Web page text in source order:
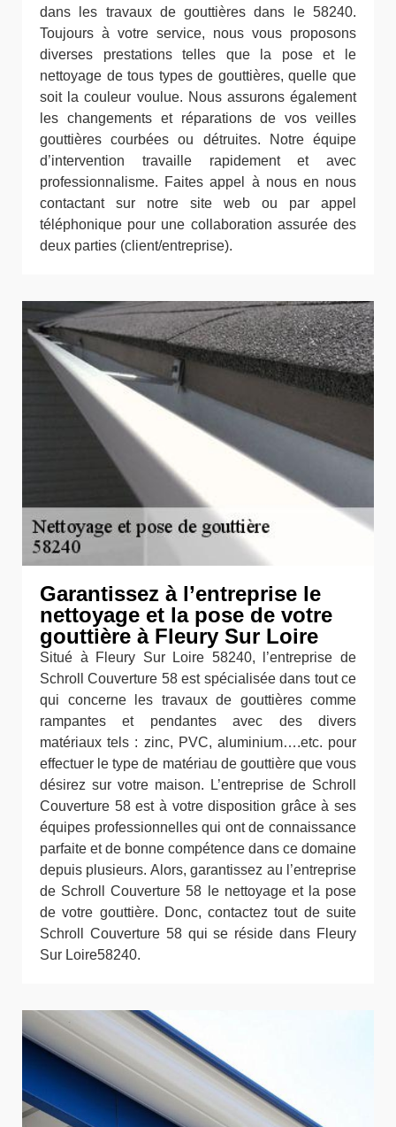
dans les travaux de gouttières dans le 58240.
Toujours à votre service, nous vous proposons
diverses prestations telles que la pose et le
nettoyage de tous types de gouttières, quelle que
soit la couleur voulue. Nous assurons également
les changements et réparations de vos veilles
gouttières courbées ou détruites. Notre équipe
d’intervention travaille rapidement et avec
professionnalisme. Faites appel à nous en nous
contactant sur notre site web ou par appel
téléphonique pour une collaboration assurée des
deux parties (client/entreprise).
Garantissez à l’entreprise le
nettoyage et la pose de votre
gouttière à Fleury Sur Loire
Situé à Fleury Sur Loire 58240, l’entreprise de
Schroll Couverture 58 est spécialisée dans tout ce
qui concerne les travaux de gouttières comme
rampantes et pendantes avec des divers
matériaux tels : zinc, PVC, aluminium….etc. pour
effectuer le type de matériau de gouttière que vous
désirez sur votre maison. L’entreprise de Schroll
Couverture 58 est à votre disposition grâce à ses
équipes professionnelles qui ont de connaissance
parfaite et de bonne compétence dans ce domaine
depuis plusieurs. Alors, garantissez au l’entreprise
de Schroll Couverture 58 le nettoyage et la pose
de votre gouttière. Donc, contactez tout de suite
Schroll Couverture 58 qui se réside dans Fleury
Sur Loire58240.